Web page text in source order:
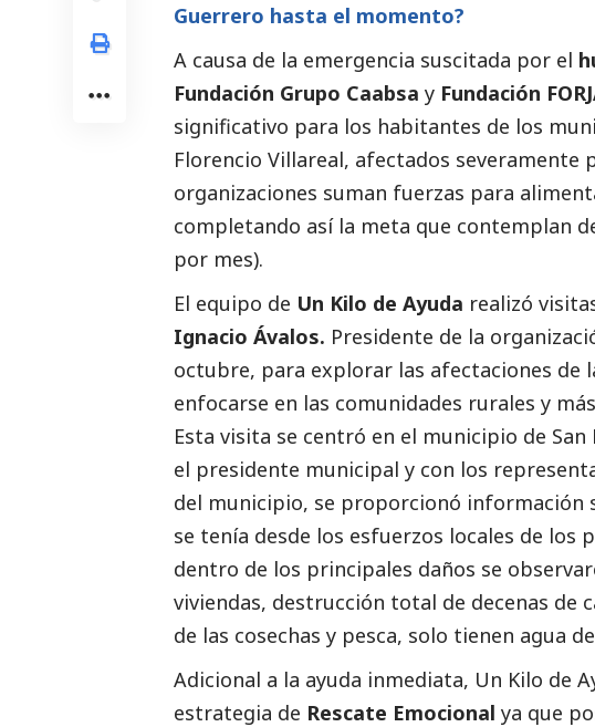
Guerrero hasta el momento?
A causa de la emergencia suscitada por el
Fundación Grupo Caabsa y Fundación
significativo para los habitantes de los
Florencio Villareal, afectados severamente
organizaciones suman fuerzas para
completando así la meta que contemplan
por mes).
El equipo de Un Kilo de Ayuda realizó
Ignacio Ávalos. Presidente de la
octubre, para explorar las afectaciones de
enfocarse en las comunidades rurales y
Esta visita se centró en el municipio de
el presidente municipal y con los
del municipio, se proporcionó información
se tenía desde los esfuerzos locales de los
dentro de los principales daños se
viviendas, destrucción total de decenas de
de las cosechas y pesca, solo tienen agua
Adicional a la ayuda inmediata, Un Kilo de
estrategia de Rescate Emocional ya que